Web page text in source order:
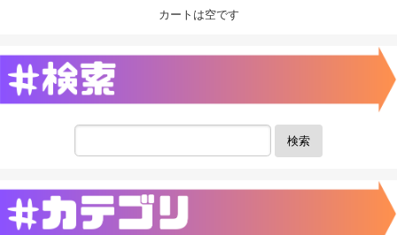
カートは空です
検索